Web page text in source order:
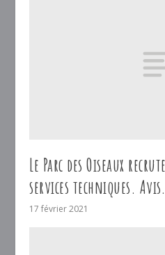
Le Parc des Oiseaux
services techniques.
17 février 2021